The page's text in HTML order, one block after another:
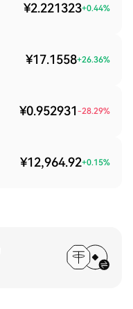
¥2.221323+0.44%
¥17.1558+26.36%
¥0.952931 -28.29%
¥12,964.92+0.15%